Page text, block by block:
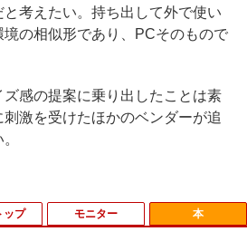
と考えたい。持ち出して外で使い
の相似形であり、PCそのもので
感の提案に乗り出したことは素
激を受けたほかのベンダーが追
ップ モニター 本